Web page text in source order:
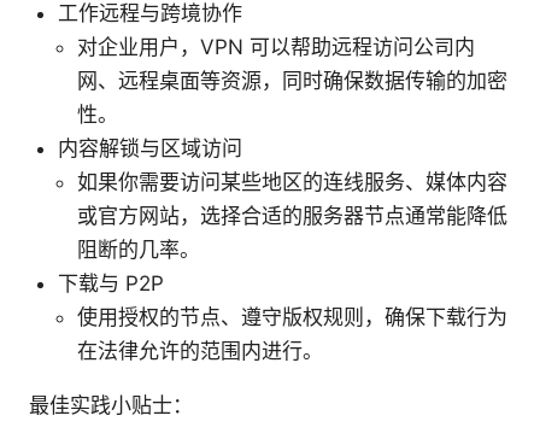
工作远程与跨境协作
对企业用户，VPN 可以帮助远程访问公司内
网、远程桌面等资源，同时确保数据传输的加密
性。
内容解锁与区域访问
如果你需要访问某些地区的连线服务、媒体内容
或官方网站，选择合适的服务器节点通常能降低
阻断的几率。
下载与 P2P
使用授权的节点、遵守版权规则，确保下载行为
在法律允许的范围内进行。
最佳实践小贴士：